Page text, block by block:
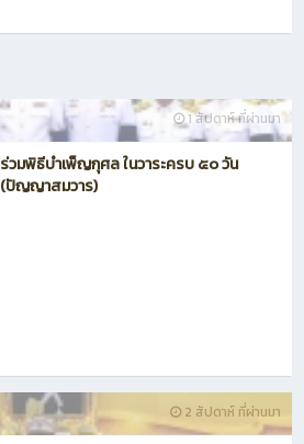
1 สัปดาห์ ที่ผ่านมา
ร่วมพิธีบำเพ็ญกุศล ในวาระครบ ๕๐ วัน
(ปัญญาสมวาร)
2 สัปดาห์ ที่ผ่านมา